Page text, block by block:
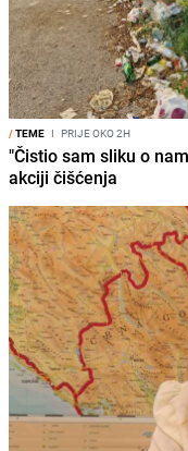
/TEME I PRIJE OKO 2H
"Čistio sam sliku o
akciji čišćenja